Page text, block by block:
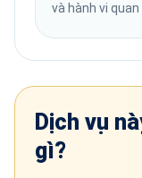
và hành vi quan
Dịch vụ
gì?